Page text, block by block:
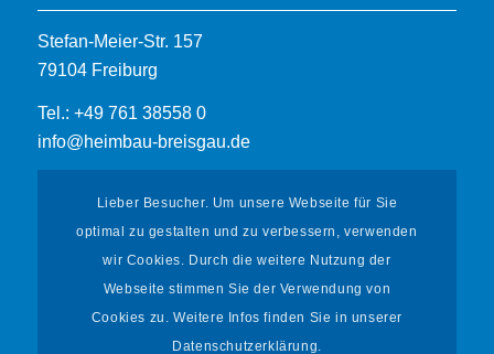
Stefan-Meier-Str. 157
79104 Freiburg
Tel.: +49 761 38558 0
info@heimbau-breisgau.de
Informationen
Lieber Besucher. Um unsere Webseite für Sie
optimal zu gestalten und zu verbessern, verwenden
wir Cookies. Durch die weitere Nutzung der
Webseite stimmen Sie der Verwendung von
Cookies zu. Weitere Infos finden Sie in unserer
Datenschutzerklärung.